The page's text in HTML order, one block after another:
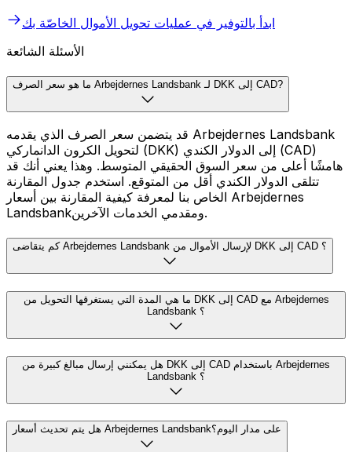
ابدأ بالتوفير في عمليات تحويل الأموال الخاصّة بك
الأسئلة الشائعة
ما هو سعر الصرف Arbejdernes Landsbank لـ DKK إلى CAD?
قد يتضمن سعر الصرف الذي يقدمه Arbejdernes Landsbank
لتحويل الكرون الدانماركي (DKK) إلى الدولار الكندي (CAD)
هامشًا أعلى من سعر السوق الحقيقي المتوسط. وهذا يعني أنك قد
تتلقى الدولار الكندي أقل من المتوقع. استخدم جدول المقارنة
الخاص بنا لمعرفة كيفية المقارنة بين أسعار Arbejdernes
Landsbankومقدمي الخدمات الآخرين.
كم يتقاضى Arbejdernes Landsbank لإرسال الأموال من DKK إلى CAD ؟
ما هي المدة التي يستغرقها التحويل من DKK إلى CAD مع Arbejdernes
Landsbank ؟
هل يمكنني إرسال مبالغ كبيرة من DKK إلى CAD باستخدام Arbejdernes
Landsbank ؟
هل يتم تحديث أسعار Arbejdernes Landsbankعلى مدار اليوم؟